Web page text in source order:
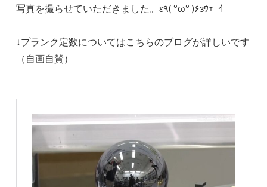
写真を撮らせていただきました。ε٩( ºωº )۶зｳｪｰｲ
↓プランク定数についてはこちらのブログが詳しいです
（自画自賛）